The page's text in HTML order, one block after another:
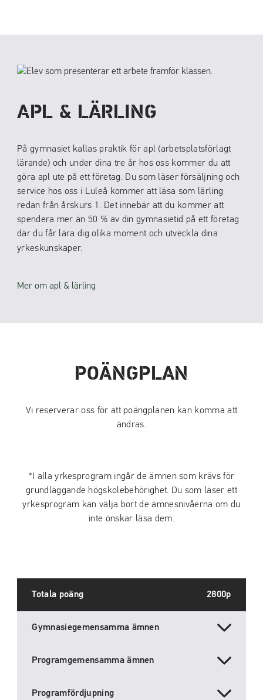
APL & LÄRLING
På gymnasiet kallas praktik för apl (arbetsplatsförlagt
lärande) och under dina tre år hos oss kommer du att
göra apl ute på ett företag. Du som läser försäljning och
service hos oss i Luleå kommer att läsa som lärling
redan från årskurs 1. Det innebär att du kommer att
spendera mer än 50 % av din gymnasietid på ett företag
där du får lära dig olika moment och utveckla dina
yrkeskunskaper.
Mer om apl & lärling
POÄNGPLAN
Vi reserverar oss för att poängplanen kan komma att
ändras.
*I alla yrkesprogram ingår de ämnen som krävs för
grundläggande högskolebehörighet. Du som läser ett
yrkesprogram kan välja bort de ämnesnivåerna om du
inte önskar läsa dem.
Totala poäng 2800p
Gymnasiegemensamma ämnen
Programgemensamma ämnen
Programfördjupning